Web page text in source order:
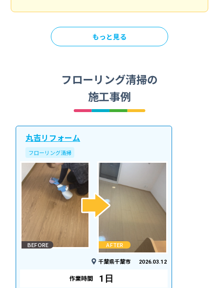
もっと見る
フローリング清掃の
施工事例
丸吉リフォーム
フローリング清掃
BEFORE AFTER
千葉県千葉市 2026.03.12
作業時間 1日